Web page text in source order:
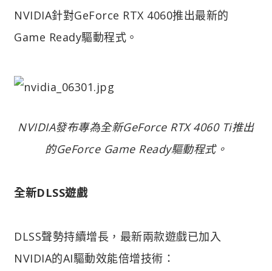
NVIDIA針對GeForce RTX 4060推出最新的
Game Ready驅動程式。
NVIDIA發布專為全新GeForce RTX 4060 Ti推出
的GeForce Game Ready驅動程式。
全新DLSS遊戲
DLSS聲勢持續增長，最新兩款遊戲已加入
NVIDIA的AI驅動效能倍增技術：